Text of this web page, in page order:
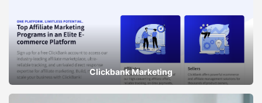
Clickbank Marketing